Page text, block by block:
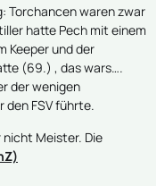
Torchancen waren zwar
hatte Pech mit einem
Keeper und der
(69.) , das wars….
der wenigen
den FSV führte.
Meister. Die